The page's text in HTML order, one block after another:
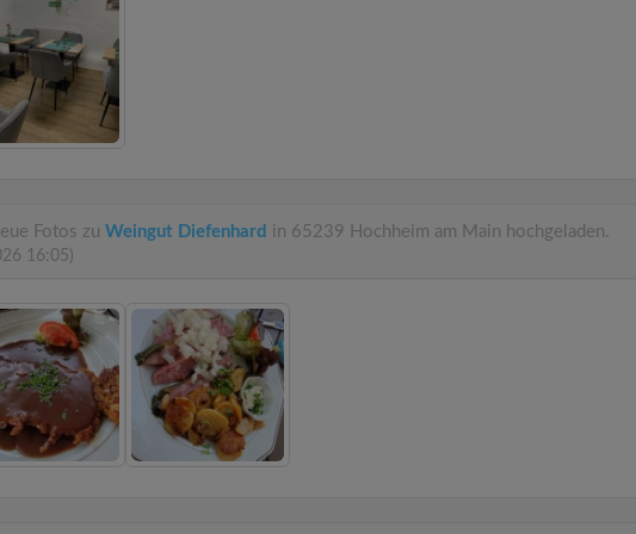
Fotos zu Weingut Diefenhard in 65239 Hochheim am Main hochgeladen.
16:05)